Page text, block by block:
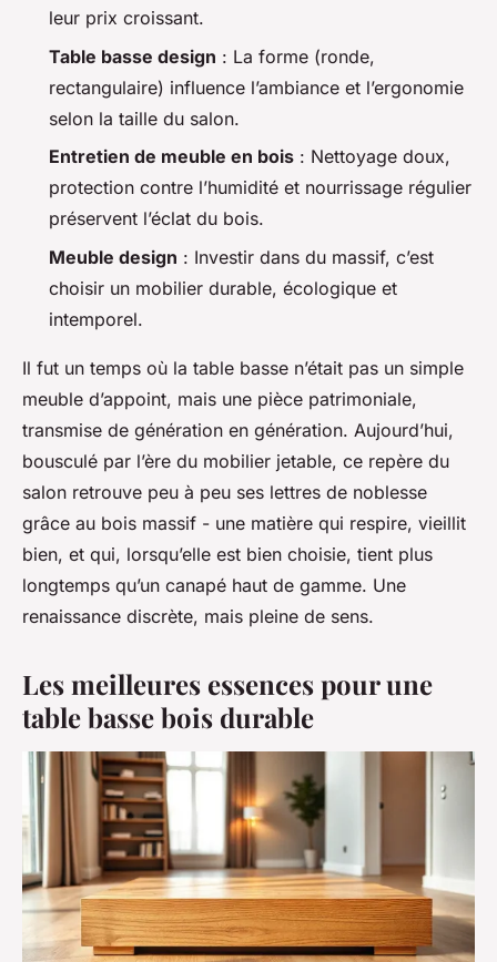
leur prix croissant.
Table basse design : La forme (ronde,
rectangulaire) influence l’ambiance et l’ergonomie
selon la taille du salon.
Entretien de meuble en bois : Nettoyage doux,
protection contre l’humidité et nourrissage régulier
préservent l’éclat du bois.
Meuble design : Investir dans du massif, c’est
choisir un mobilier durable, écologique et
intemporel.
Il fut un temps où la table basse n’était pas un simple
meuble d’appoint, mais une pièce patrimoniale,
transmise de génération en génération. Aujourd’hui,
bousculé par l’ère du mobilier jetable, ce repère du
salon retrouve peu à peu ses lettres de noblesse
grâce au bois massif - une matière qui respire, vieillit
bien, et qui, lorsqu’elle est bien choisie, tient plus
longtemps qu’un canapé haut de gamme. Une
renaissance discrète, mais pleine de sens.
Les meilleures essences pour une
table basse bois durable